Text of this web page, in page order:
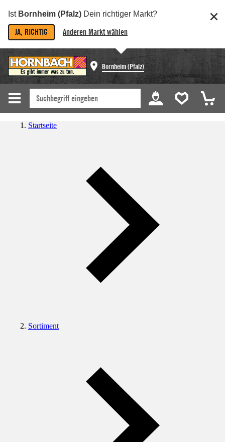
Ist Bornheim (Pfalz) Dein richtiger Markt?
JA, RICHTIG Anderen Markt wählen
Bornheim (Pfalz)
Startseite
Sortiment